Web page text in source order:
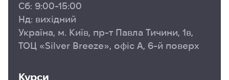
Сб: 9:00-15:00
Нд: вихідний
Україна, м. Київ, пр-т Павла Тичини, 1в,
ТОЦ «Silver Breeze», офіс А, 6-й поверх
Курси